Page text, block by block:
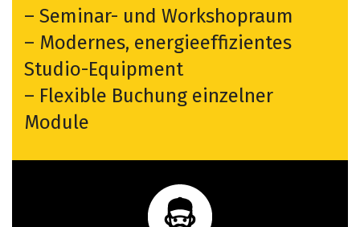
– Seminar- und Workshopraum
– Modernes, energieeffizientes
Studio-Equipment
– Flexible Buchung einzelner
Module